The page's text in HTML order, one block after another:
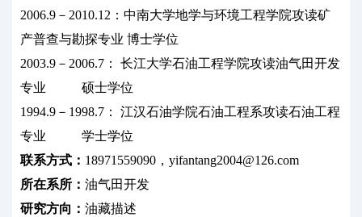
2006.9－2010.12：中南大学地学与环境工程学院攻读矿
产普查与勘探专业 博士学位
2003.9－2006.7： 长江大学石油工程学院攻读油气田开发
专业 硕士学位
1994.9－1998.7： 江汉石油学院石油工程系攻读石油工程
专业 学士学位
联系方式： 18971559090，yifantang2004@126.com
所在系所： 油气田开发
研究方向： 油藏描述